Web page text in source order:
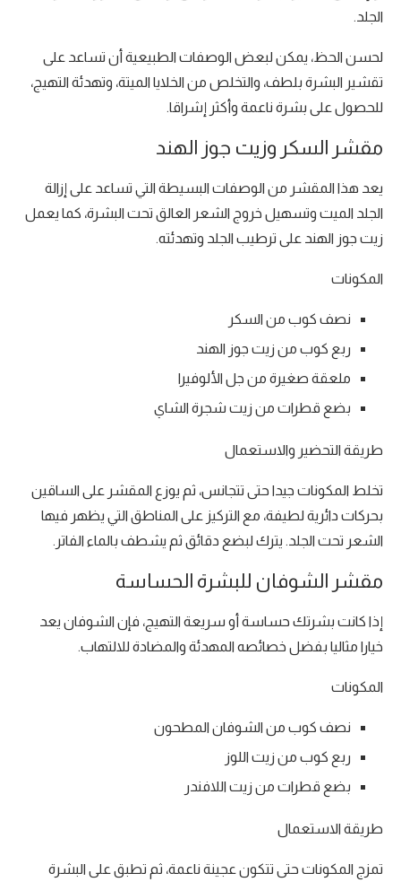
الجلد.
لحسن الحظ، يمكن لبعض الوصفات الطبيعية أن تساعد على
تقشير البشرة بلطف، والتخلص من الخلايا الميتة، وتهدئة التهيج،
للحصول على بشرة ناعمة وأكثر إشراقا.
مقشر السكر وزيت جوز الهند
يعد هذا المقشر من الوصفات البسيطة التي تساعد على إزالة
الجلد الميت وتسهيل خروج الشعر العالق تحت البشرة، كما يعمل
زيت جوز الهند على ترطيب الجلد وتهدئته.
المكونات
نصف كوب من السكر
ربع كوب من زيت جوز الهند
ملعقة صغيرة من جل الألوفيرا
بضع قطرات من زيت شجرة الشاي
طريقة التحضير والاستعمال
تخلط المكونات جيدا حتى تتجانس، ثم يوزع المقشر على الساقين
بحركات دائرية لطيفة، مع التركيز على المناطق التي يظهر فيها
الشعر تحت الجلد. يترك لبضع دقائق ثم يشطف بالماء الفاتر.
مقشر الشوفان للبشرة الحساسة
إذا كانت بشرتك حساسة أو سريعة التهيج، فإن الشوفان يعد
خيارا مثاليا بفضل خصائصه المهدئة والمضادة للالتهاب.
المكونات
نصف كوب من الشوفان المطحون
ربع كوب من زيت اللوز
بضع قطرات من زيت اللافندر
طريقة الاستعمال
تمزج المكونات حتى تتكون عجينة ناعمة، ثم تطبق على البشرة